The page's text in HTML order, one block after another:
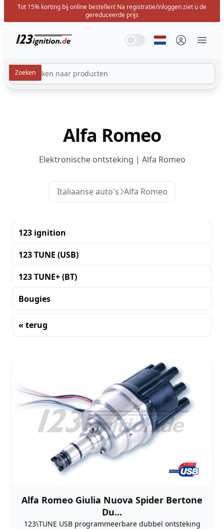
Tot 15% korting bij online bestellen! Na registratie/inloggen ziet u de
gereduceerde prijs
123ignition.de Systeemmodus
Lichte modus
Donkere modus
Selecteer taal
Alfa Romeo
Elektronische ontsteking | Alfa Romeo
Italiaanse auto's Alfa Romeo
123 ignition
123 TUNE (USB)
123 TUNE+ (BT)
Bougies
« terug
Alfa Romeo Giulia Nuova Spider Bertone
Du...
123\TUNE USB programmeerbare dubbel ontsteking